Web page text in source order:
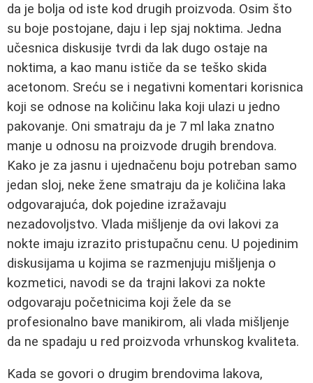
da je bolja od iste kod drugih proizvoda. Osim što
su boje postojane, daju i lep sjaj noktima. Jedna
učesnica diskusije tvrdi da lak dugo ostaje na
noktima, a kao manu ističe da se teško skida
acetonom. Sreću se i negativni komentari korisnica
koji se odnose na količinu laka koji ulazi u jedno
pakovanje. Oni smatraju da je 7 ml laka znatno
manje u odnosu na proizvode drugih brendova.
Kako je za jasnu i ujednačenu boju potreban samo
jedan sloj, neke žene smatraju da je količina laka
odgovarajuća, dok pojedine izražavaju
nezadovoljstvo. Vlada mišljenje da ovi lakovi za
nokte imaju izrazito pristupačnu cenu. U pojedinim
diskusijama u kojima se razmenjuju mišljenja o
kozmetici, navodi se da trajni lakovi za nokte
odgovaraju početnicima koji žele da se
profesionalno bave manikirom, ali vlada mišljenje
da ne spadaju u red proizvoda vrhunskog kvaliteta.
Kada se govori o drugim brendovima lakova,